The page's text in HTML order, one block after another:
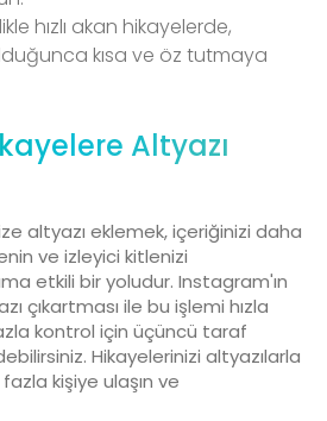
hızlı akan hikayelerde,
kısa ve öz tutmaya
Altyazı
altyazı eklemek, içeriğinizi daha
ve izleyici kitlenizi
etkili bir yoludur. Instagram'ın
çıkartması ile bu işlemi hızla
kontrol için üçüncü taraf
Hikayelerinizi altyazılarla
kişiye ulaşın ve